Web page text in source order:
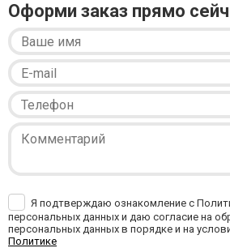
Оформи заказ прямо
Я подтверждаю ознакомление с
персональных данных и даю согласие на
персональных данных в порядке и на
Политике